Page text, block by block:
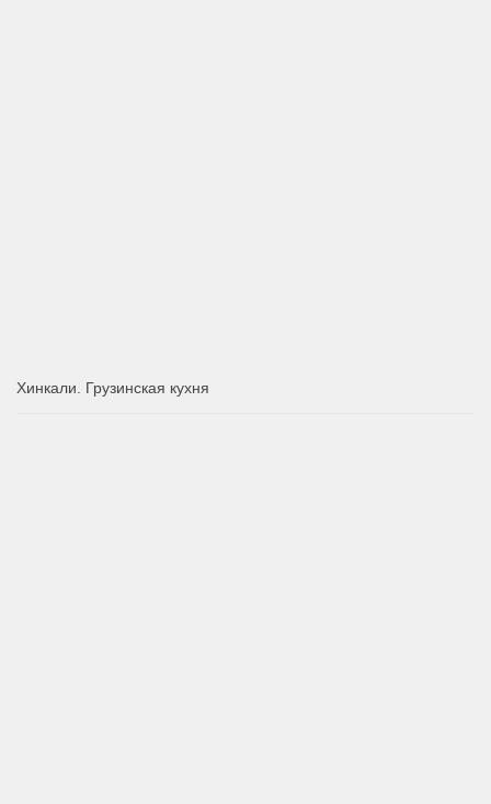
Хинкали. Грузинская кухня